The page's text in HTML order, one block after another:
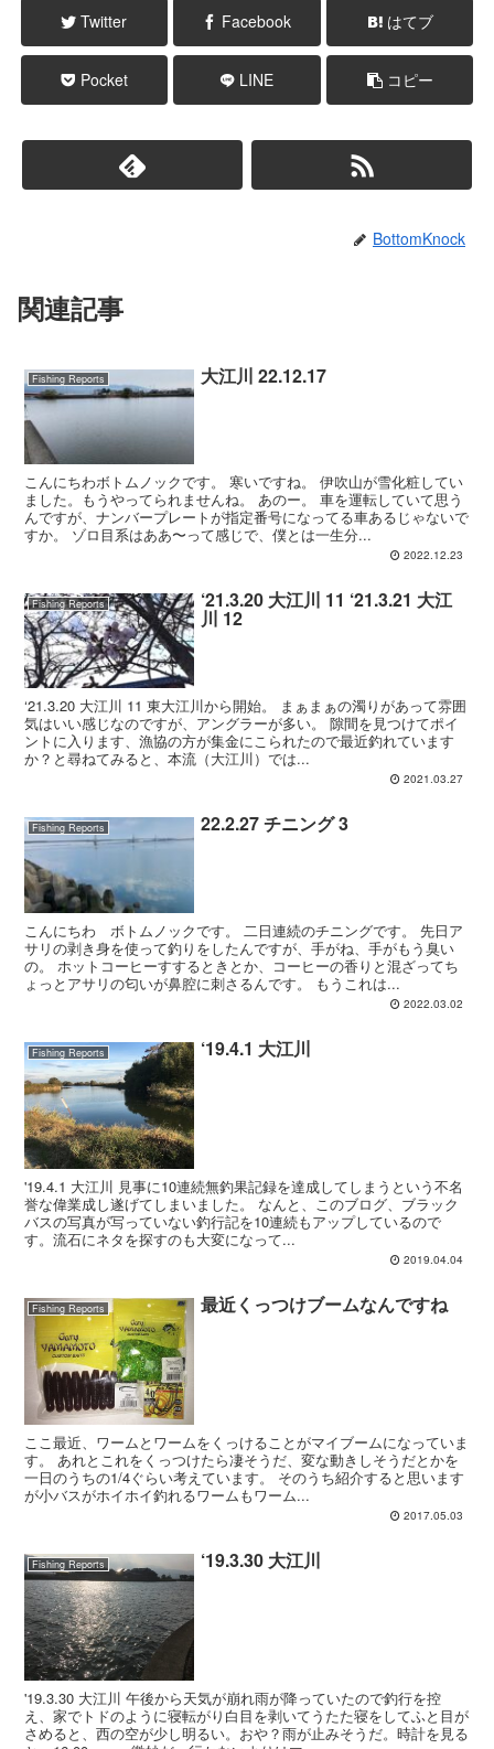
Twitter Facebook はてブ
Pocket LINE コピー
BottomKnock
関連記事
Fishing Reports 大江川 22.12.17
こんにちわボトムノックです。 寒いですね。 伊吹山が雪化粧してい
ました。もうやってられませんね。 あのー。 車を運転していて思う
んですが、ナンバープレートが指定番号になってる車あるじゃないで
すか。 ゾロ目系はああ〜って感じで、僕とは一生分...
2022.12.23
Fishing Reports ‘21.3.20 大江川 11 ‘21.3.21 大江
川 12
‘21.3.20 大江川 11 東大江川から開始。 まぁまぁの濁りがあって雰囲
気はいい感じなのですが、アングラーが多い。 隙間を見つけてポイ
ントに入ります、漁協の方が集金にこられたので最近釣れています
か？と尋ねてみると、本流（大江川）では...
2021.03.27
Fishing Reports 22.2.27 チニング 3
こんにちわ ボトムノックです。 二日連続のチニングです。 先日ア
サリの剥き身を使って釣りをしたんですが、手がね、手がもう臭い
の。 ホットコーヒーすするときとか、コーヒーの香りと混ざってち
ょっとアサリの匂いが鼻腔に刺さるんです。 もうこれは...
2022.03.02
Fishing Reports ‘19.4.1 大江川
'19.4.1 大江川 見事に10連続無釣果記録を達成してしまうという不名
誉な偉業成し遂げてしまいました。 なんと、このブログ、ブラック
バスの写真が写っていない釣行記を10連続もアップしているので
す。流石にネタを探すのも大変になって...
2019.04.04
Fishing Reports 最近くっつけブームなんですね
ここ最近、ワームとワームをくっけることがマイブームになっていま
す。 あれとこれをくっつけたら凄そうだ、変な動きしそうだとかを
一日のうちの1/4ぐらい考えています。 そのうち紹介すると思います
が小バスがホイホイ釣れるワームもワーム...
2017.05.03
Fishing Reports ‘19.3.30 大江川
'19.3.30 大江川 午後から天気が崩れ雨が降っていたので釣行を控
え、家でトドのように寝転がり白目を剥いてうたた寝をしてふと目が
さめると、西の空が少し明るい。おや？雨が止みそうだ。時計を見る